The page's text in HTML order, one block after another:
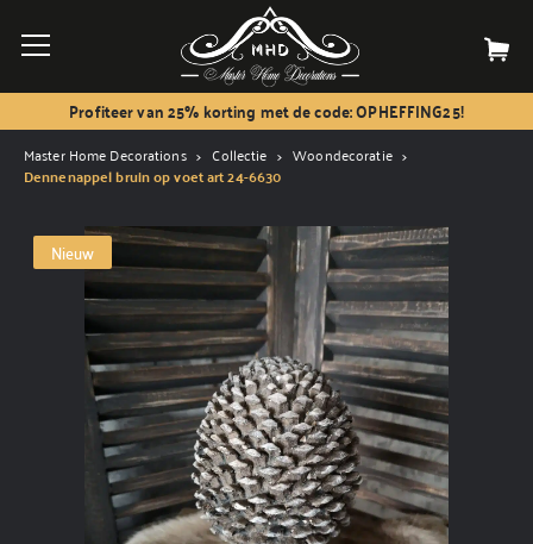
Profiteer van 25% korting met de code: OPHEFFING25!
Master Home Decorations Collectie Woondecoratie
Dennenappel bruin op voet art 24-6630
Nieuw